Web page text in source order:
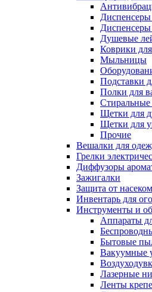
Душевые
Коврики
Мыльницы
Подставки
Полки для
Щетки для
Щетки для
Прочие
Вешалки для
Грелки
Диффузоры
Зажигалки
Защита от
Инвентарь для
Инструменты и
Аппараты
Бытовые
Вакуумные
Лазерные
Ленты